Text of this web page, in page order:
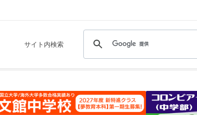
サイト内検索